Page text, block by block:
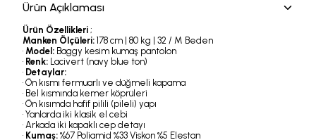
Ürün Açıklaması
Ürün Özellikleri ;
Manken Ölçüleri: 178 cm | 80 kg | 32 / M Beden
• Model: Baggy kesim kumaş pantolon
• Renk: Lacivert (navy blue ton)
• Detaylar:
• Ön kısmı fermuarlı ve düğmeli kapama
• Bel kısmında kemer köprüleri
• Ön kısımda hafif pilili (pileli) yapı
• Yanlarda iki klasik el cebi
• Arkada iki kapaklı cep detayı
• Kumaş: %67 Poliamid %33 Viskon %5 Elestan